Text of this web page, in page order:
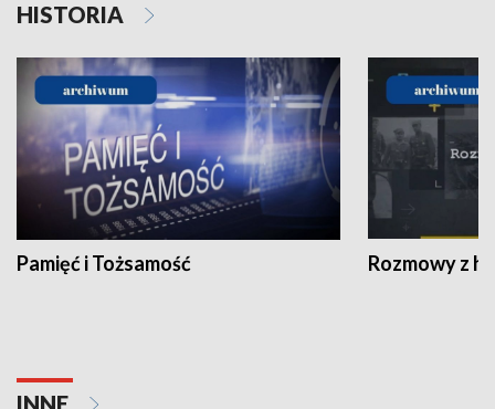
HISTORIA
Pamięć i Tożsamość Rozmowy z
INNE